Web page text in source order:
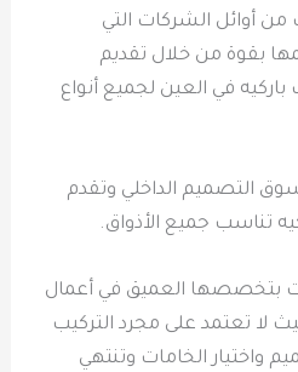
أوائل الشركات التي
بقوة من خلال تقديم
في العين لجميع أنواع
التصميم الداخلي وتقدم
تناسب جميع الأذواق.
بتخصصها العميق في أعمال
لا تعتمد على مجرد التركيب
واختيار الخامات وتنتهي